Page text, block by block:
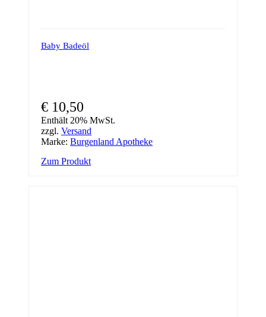
Baby Badeöl
€ 10,50
Enthält 20% MwSt.
zzgl. Versand
Marke: Burgenland Apotheke
Zum Produkt